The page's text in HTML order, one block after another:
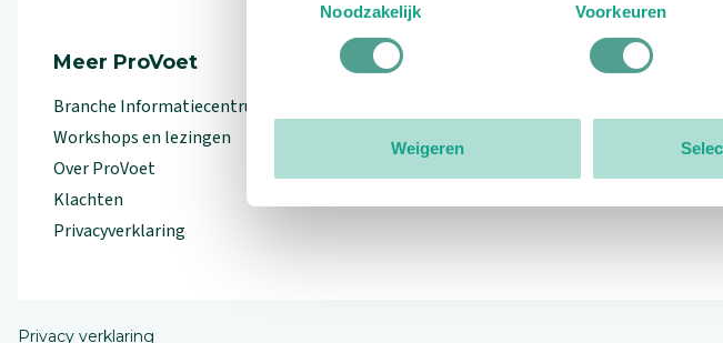
Noodzakelijk
Voorkeuren
Weigeren
Meer ProVoet
Branche Informatiecentrum
Workshops en lezingen
Over ProVoet
Klachten
Privacyverklaring
Organisatie
Privacy verklaring